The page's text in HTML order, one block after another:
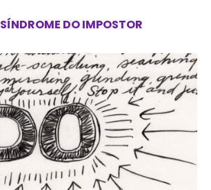
SÍNDROME DO IMPOSTOR